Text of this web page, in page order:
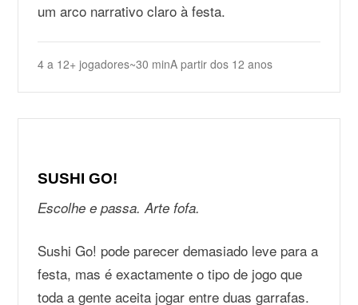
um arco narrativo claro à festa.
4 a 12+ jogadores~30 minA partir dos 12 anos
SUSHI GO!
Escolhe e passa. Arte fofa.
Sushi Go! pode parecer demasiado leve para a
festa, mas é exactamente o tipo de jogo que
toda a gente aceita jogar entre duas garrafas.